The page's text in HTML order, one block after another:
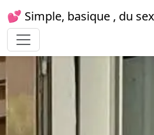
💕 Simple, basique , du